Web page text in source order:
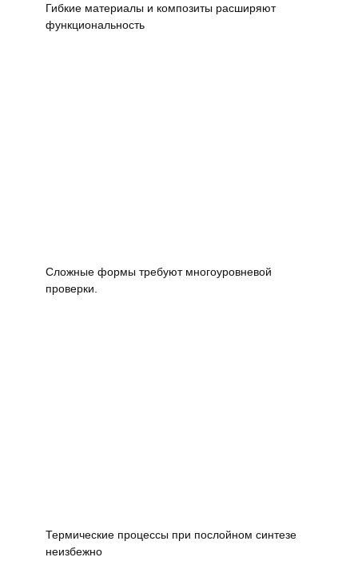
Гибкие материалы и композиты расширяют
функциональность
Сложные формы требуют многоуровневой
проверки.
Термические процессы при послойном синтезе
неизбежно